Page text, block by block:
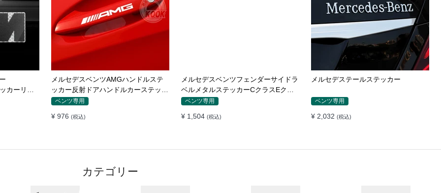
飾ストリ
止
BMW Mエンブレム バッチ ロゴX1X3
X5 X6GTワードマークGTシリーズX
シリーズリアラベルBMWリアラベル
BMW専用
¥ 2,032 (税込)
オリジナルのBMW316 325 328i 335
330 320iBMW車のラベルステッカー
エンブレム バッチ ロゴ
BMW専用
¥ 5,200 (税込)
BMW3シリーズ5シリーズM3M5M2フ
カバー修正M標準装飾ステッカー
BMW専用
¥ 1,328 (税込)
カテゴリー